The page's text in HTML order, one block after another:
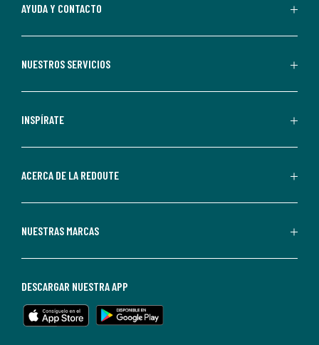
aceptas
comerciales
personalizadas
parte
Redoute.
de
en
cualquier
AYUDA Y CONTACTO
NUESTROS SERVICIOS
INSPÍRATE
ACERCA DE LA REDOUTE
NUESTRAS MARCAS
DESCARGAR NUESTRA APP